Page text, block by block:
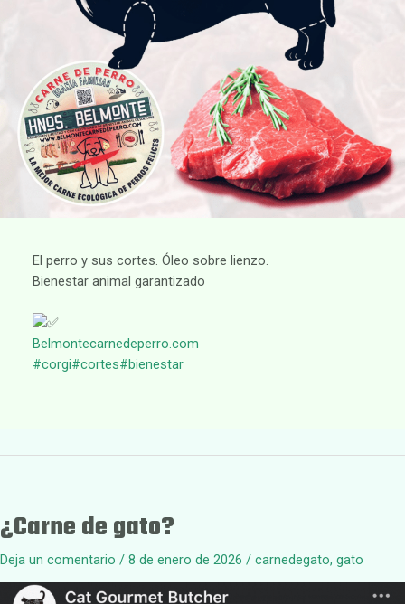
El perro y sus cortes. Óleo sobre lienzo.
Bienestar animal garantizado
Belmontecarnedeperro.com
#corgi#cortes#bienestar
¿Carne de gato?
Deja un comentario / 8 de enero de 2026 / carnedegato, gato